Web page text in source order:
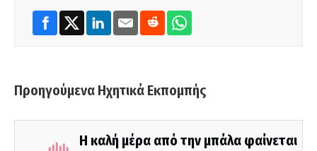
Προηγούμενα Ηχητικά Εκπομπής
Η καλή μέρα από την μπάλα φαίνεται